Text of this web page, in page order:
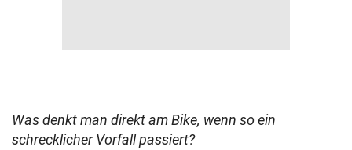
Was denkt man direkt am Bike, wenn so ein
schrecklicher Vorfall passiert?